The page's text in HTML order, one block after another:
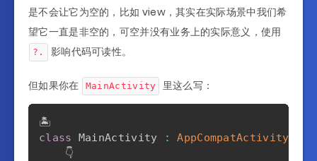
是不会让它为空的，比如 view，其实在实际场景中我们希
望它一直是非空的，可空并没有业务上的实际意义，使用
?. 影响代码可读性。
但如果你在 MainActivity 里这么写：
class MainActivity : AppCompatActivity
    👇